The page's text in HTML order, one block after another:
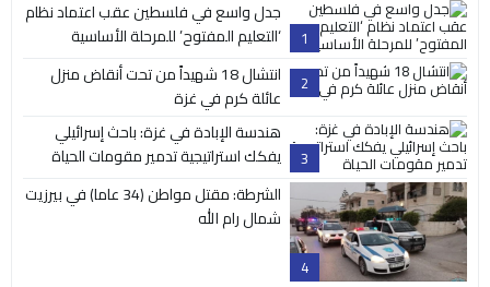
1
جدل واسع في فلسطين عقب اعتماد نظام
‘التعليم المفتوح’ للمرحلة الأساسية
2
انتشال 18 شهيداً من تحت أنقاض منزل
عائلة كرم في غزة
3
هندسة الإبادة في غزة: باحث إسرائيلي
يفكك استراتيجية تدمير مقومات الحياة
4
الشرطة: مقتل مواطن (34 عاما) في بيرزيت
شمال رام الله